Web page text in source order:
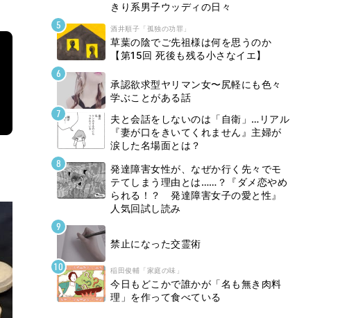
きり系男子ウッディの日々
酒井順子「孤独の功罪」
草葉の陰でご先祖様は何を思うのか
【第15回 死後も残る小さなイエ】
承認欲求型ヤリマン女〜尻軽にも色々
学ぶことがある話
夫と会話をしないのは「自衛」…リアル
『妻が口をきいてくれません』主婦が
涙した名場面とは？
発達障害女性が、なぜか行く先々でモ
テてしまう理由とは……？『ダメ恋やめ
られる！？ 発達障害女子の愛と性』
人気回試し読み
禁止になった交霊術
稲田俊輔「家庭の味」
今日もどこかで誰かが「名も無き肉料
理」を作って食べている